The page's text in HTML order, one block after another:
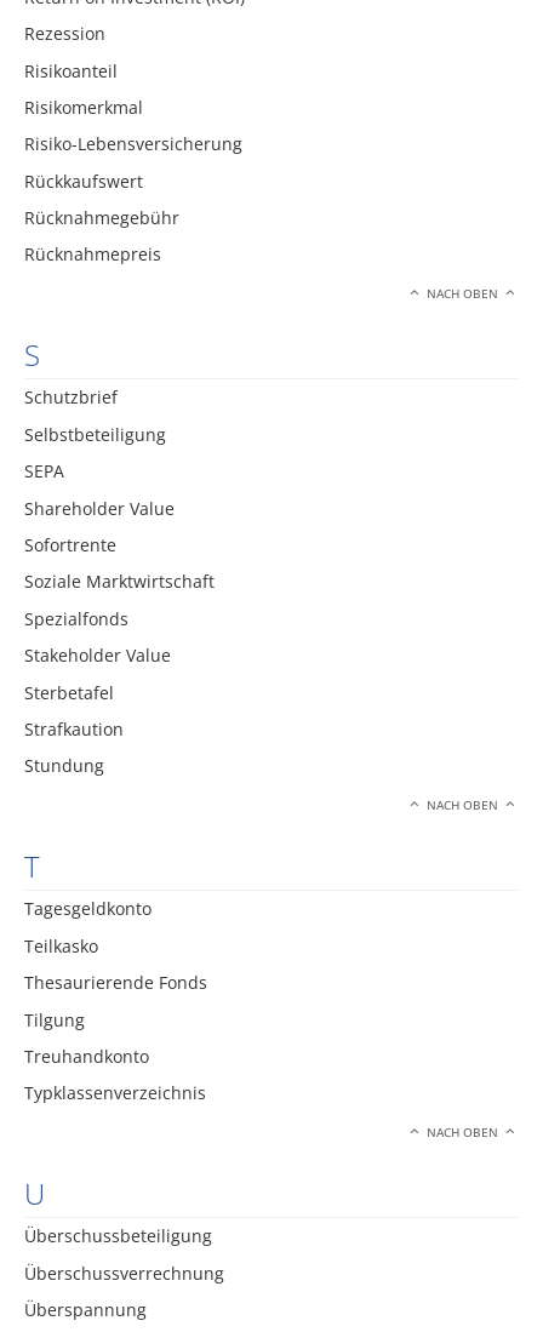
Rezession
Risikoanteil
Risikomerkmal
Risiko-Lebensversicherung
Rückkaufswert
Rücknahmegebühr
Rücknahmepreis
NACH OBEN
S
Schutzbrief
Selbstbeteiligung
SEPA
Shareholder Value
Sofortrente
Soziale Marktwirtschaft
Spezialfonds
Stakeholder Value
Sterbetafel
Strafkaution
Stundung
NACH OBEN
T
Tagesgeldkonto
Teilkasko
Thesaurierende Fonds
Tilgung
Treuhandkonto
Typklassenverzeichnis
NACH OBEN
U
Überschussbeteiligung
Überschussverrechnung
Überspannung